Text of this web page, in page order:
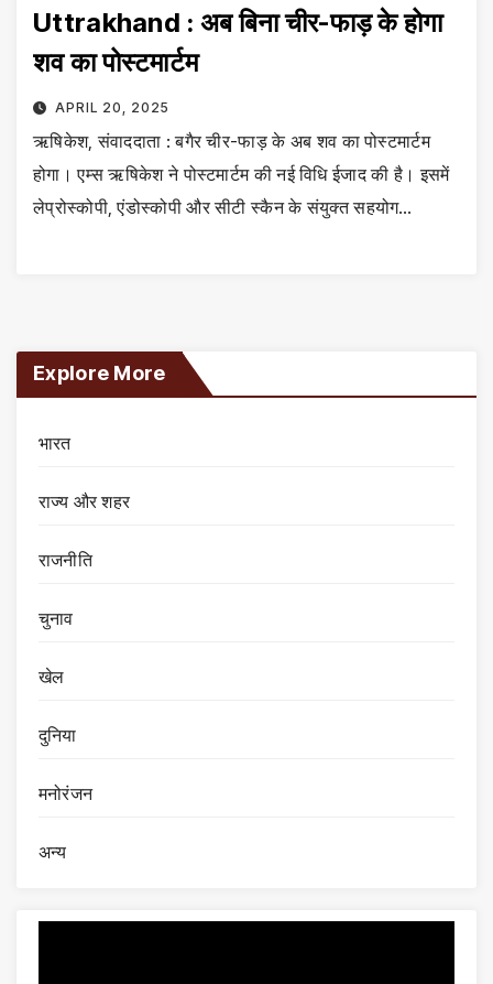
Uttrakhand : अब बिना चीर-फाड़ के होगा
शव का पोस्टमार्टम
APRIL 20, 2025
ऋषिकेश, संवाददाता : बगैर चीर-फाड़ के अब शव का पोस्टमार्टम
होगा। एम्स ऋषिकेश ने पोस्टमार्टम की नई विधि ईजाद की है। इसमें
लेप्रोस्कोपी, एंडोस्कोपी और सीटी स्कैन के संयुक्त सहयोग…
Explore More
भारत
राज्य और शहर
राजनीति
चुनाव
खेल
दुनिया
मनोरंजन
अन्य